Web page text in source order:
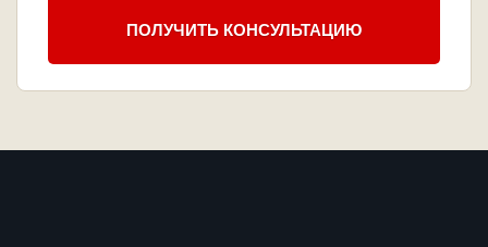
ПОЛУЧИТЬ КОНСУЛЬТАЦИЮ